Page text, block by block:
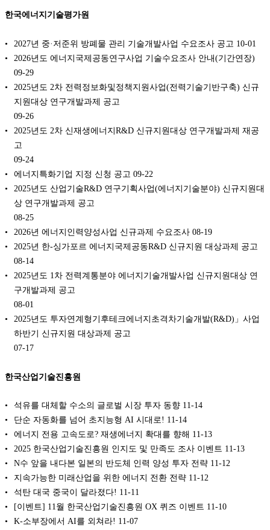
한국에너지기술평가원
2027년 중·저준위 방폐물 관리 기술개발사업 수요조사 공고 10-01
2026년도 에너지국제공동연구사업 기술수요조사 안내(기간연장)
09-29
2025년도 2차 전력정보화및정책지원사업(전력기술기반구축) 신규
지원대상 연구개발과제 공고
09-26
2025년도 2차 신재생에너지R&D 신규지원대상 연구개발과제 재공
고
09-24
에너지특화기업 지정 신청 공고 09-22
2025년도 산업기술R&D 연구기획사업(에너지기술분야) 신규지원대
상 연구개발과제 공고
08-25
2026년 에너지인력양성사업 신규과제 수요조사 08-19
2025년 한-싱가포르 에너지국제공동R&D 신규지원 대상과제 공고
08-14
2025년도 1차 전력계통분야 에너지기술개발사업 신규지원대상 연
구개발과제 공고
08-01
2025년도 투자연계형기후테크에너지초격차기술개발(R&D)」사업
하반기 신규지원 대상과제 공고
07-17
한국산업기술진흥원
석유를 대체할 수소의 글로벌 시장 투자 동향 11-14
단순 자동화를 넘어 초지능형 AI 시대로! 11-14
에너지 전용 고속도로? 재생에너지 확대를 향해 11-13
2025 한국산업기술진흥원 인지도 및 만족도 조사 이벤트 11-13
N수 앞을 내다본 일본의 반도체 인력 양성 투자 전략 11-12
지속가능한 미래산업을 위한 에너지 전환 전략 11-12
석탄 대국 중국이 달라졌다! 11-11
[이벤트] 11월 한국산업기술진흥원 OX 퀴즈 이벤트 11-10
K-소부장에서 AI를 외쳐라! 11-07